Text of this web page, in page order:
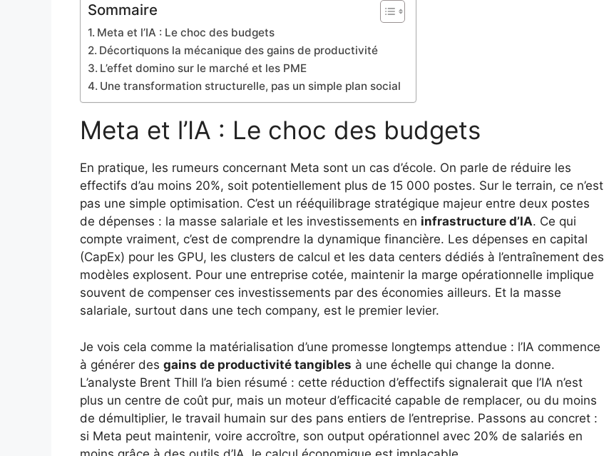
Sommaire
Meta et l’IA : Le choc des budgets
Décortiquons la mécanique des gains de productivité
L’effet domino sur le marché et les PME
Une transformation structurelle, pas un simple plan social
Meta et l’IA : Le choc des budgets
En pratique, les rumeurs concernant Meta sont un cas d’école. On parle de réduire les
effectifs d’au moins 20%, soit potentiellement plus de 15 000 postes. Sur le terrain, ce n’est
pas une simple optimisation. C’est un rééquilibrage stratégique majeur entre deux postes
de dépenses : la masse salariale et les investissements en infrastructure d’IA. Ce qui
compte vraiment, c’est de comprendre la dynamique financière. Les dépenses en capital
(CapEx) pour les GPU, les clusters de calcul et les data centers dédiés à l’entraînement des
modèles explosent. Pour une entreprise cotée, maintenir la marge opérationnelle implique
souvent de compenser ces investissements par des économies ailleurs. Et la masse
salariale, surtout dans une tech company, est le premier levier.
Je vois cela comme la matérialisation d’une promesse longtemps attendue : l’IA commence
à générer des gains de productivité tangibles à une échelle qui change la donne.
L’analyste Brent Thill l’a bien résumé : cette réduction d’effectifs signalerait que l’IA n’est
plus un centre de coût pur, mais un moteur d’efficacité capable de remplacer, ou du moins
de démultiplier, le travail humain sur des pans entiers de l’entreprise. Passons au concret :
si Meta peut maintenir, voire accroître, son output opérationnel avec 20% de salariés en